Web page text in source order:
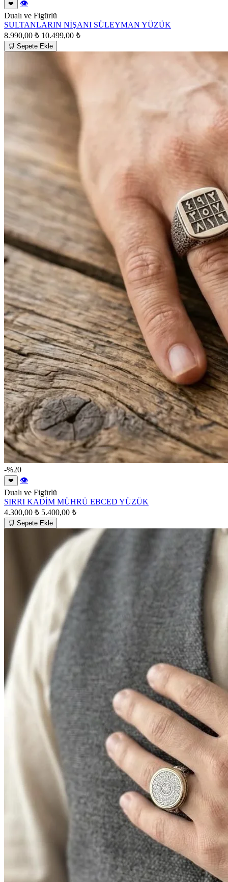
❤
👁
Dualı ve Figürlü
SULTANLARIN NİŞANI SÜLEYMAN YÜZÜK
8.990,00 ₺ 10.499,00 ₺
🛒 Sepete Ekle
-%20
❤
👁
Dualı ve Figürlü
SIRRI KADİM MÜHRÜ EBCED YÜZÜK
4.300,00 ₺ 5.400,00 ₺
🛒 Sepete Ekle